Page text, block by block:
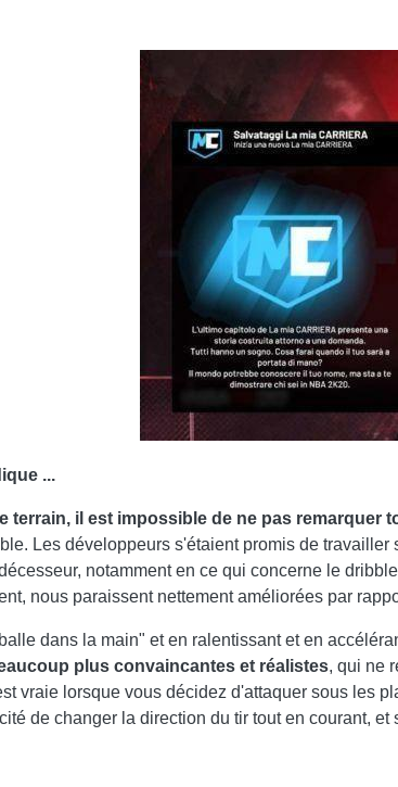
...
terrain, il est impossible de ne pas
Les développeurs s'étaient promis de
notamment en ce qui concerne le
nous paraissent nettement améliorées par
dans la main" et en ralentissant et en
plus convaincantes et réalistes, qui ne
vraie lorsque vous décidez d'attaquer sous les
de changer la direction du tir tout en courant,